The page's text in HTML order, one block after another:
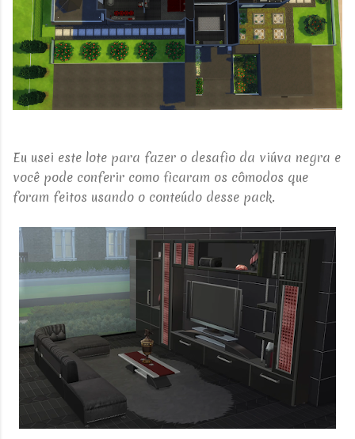
Eu usei este lote para fazer o desafio da viúva negra e
você pode conferir como ficaram os cômodos que
foram feitos usando o conteúdo desse pack.